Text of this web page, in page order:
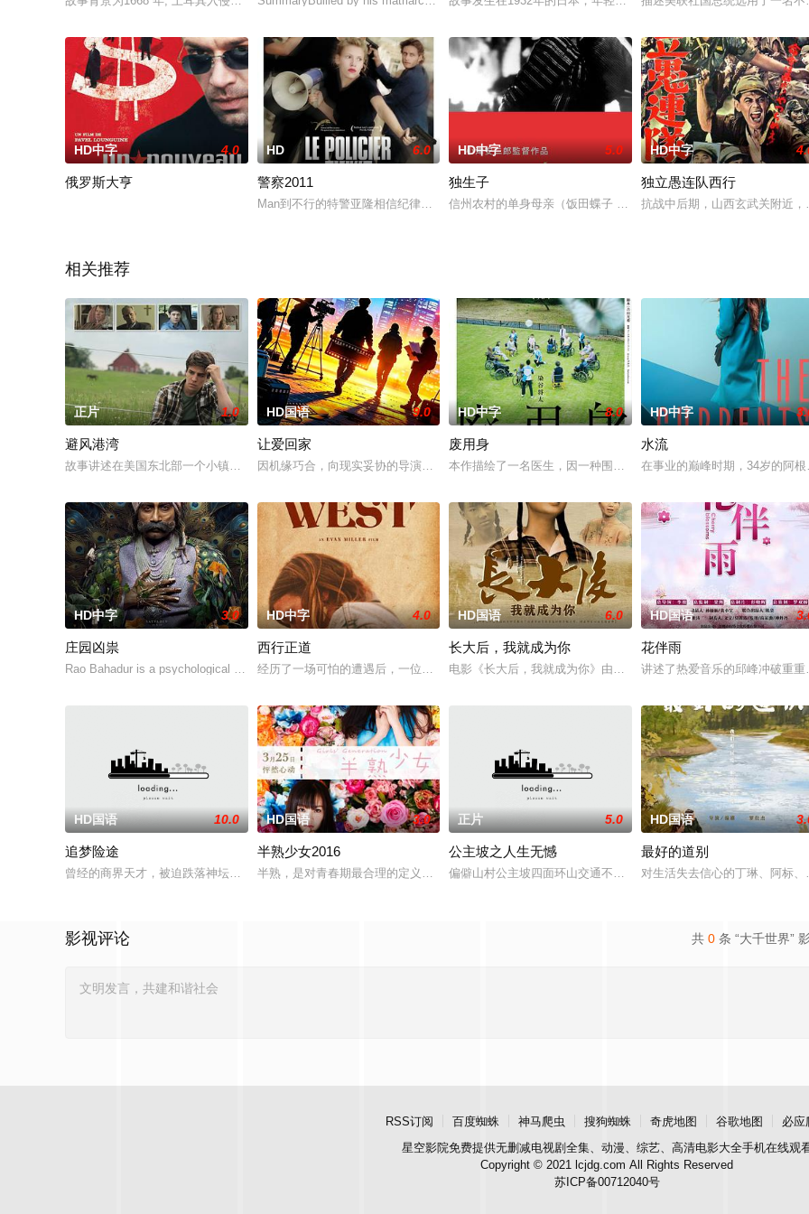
HD中字 4.0
俄罗斯大亨
HD 6.0
警察2011
Man到不行的特警亚隆相信纪律，相信个人得为团体牺牲；他与队友们兄弟情深，却面临出状况时得找个
HD中字 5.0
独生子
信州农村的单身母亲（饭田蝶子 饰）在纺织厂辛劳工作，以供养独
HD中字
独立愚连队西行
抗战中后期，山西玄武关附近
相关推荐
正片 1.0
避风港湾
故事讲述在美国东北部一个小镇的农场，一个怀抱音乐理想的男孩，在追求爱情与理想的道路上历经的艰辛。男主人公曾被迫接受性向矫正治
HD国语 9.0
让爱回家
因机缘巧合，向现实妥协的导演朱达仁萌生拍一部《河南人在北京》电影的念头，在说服主编姚松、老乡
HD中字 8.0
废用身
本作描绘了一名医生，因一种围绕“废用身”——因瘫痪等原因已无
HD中字
水流
在事业的巅峰时期，34岁的阿
HD中字 3.0
庄园凶祟
Rao Bahadur is a psychological drama set against the backdrop
HD中字 4.0
西行正道
经历了一场可怕的遭遇后，一位小镇女子向疏远的哥哥借了钱，独自一人踏上穿越西德克萨斯州的旅程，
HD国语 6.0
长大后，我就成为你
电影《长大后，我就成为你》由中共四川省第十一届党代表、第十
HD国语
花伴雨
讲述了热爱音乐的邱峰冲破重
HD国语 10.0
追梦险途
曾经的商界天才，被迫跌落神坛。被那微不足道的成就麻醉过后他该如何面对现实，能改变他的命运的是谁？什么才是生命价值的真谛？面对
HD国语 3.0
半熟少女2016
半熟，是对青春期最合理的定义，它是梦开始的地方，没有深思熟虑，只有最单纯的坚定，然而，在这个
正片 5.0
公主坡之人生无憾
偏僻山村公主坡四面环山交通不便，多为留守老人妇女儿童。退休
HD国语
最好的道别
对生活失去信心的丁琳、阿标
共 0 条 “大千世界”
影视评论
RSS订阅 百度蜘蛛 神马爬虫 搜狗蜘蛛 奇虎地图 谷歌地图
必应
星空影院免费提供无删减电视剧全集、动漫、综艺、高清电影大全手机在线观
Copyright © 2021 lcjdg.com All Rights Reserved
苏ICP备00712040号